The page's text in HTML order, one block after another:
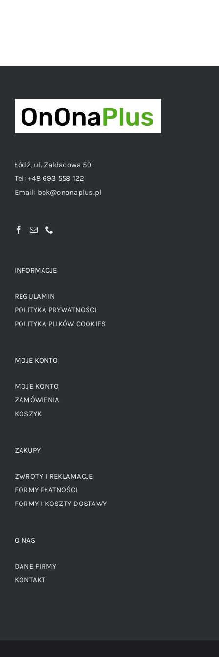
Łódź, ul. Zakładowa 50
Tel:+48 693 558 122
Email: bok@ononaplus.pl
INFORMACJE
REGULAMIN
POLITYKA PRYWATNOŚCI
POLITYKA PLIKÓW COOKIES
MOJE KONTO
MOJE KONTO
ZAMÓWIENIA
KOSZYK
ZAKUPY
ZWROTY I REKLAMACJE
FORMY PŁATNOŚCI
FORMY I KOSZTY DOSTAWY
O NAS
DANE FIRMY
KONTAKT